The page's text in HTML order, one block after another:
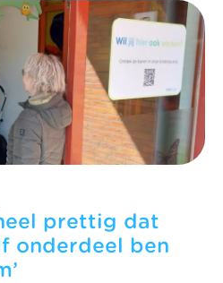
prettig dat
onderdeel ben